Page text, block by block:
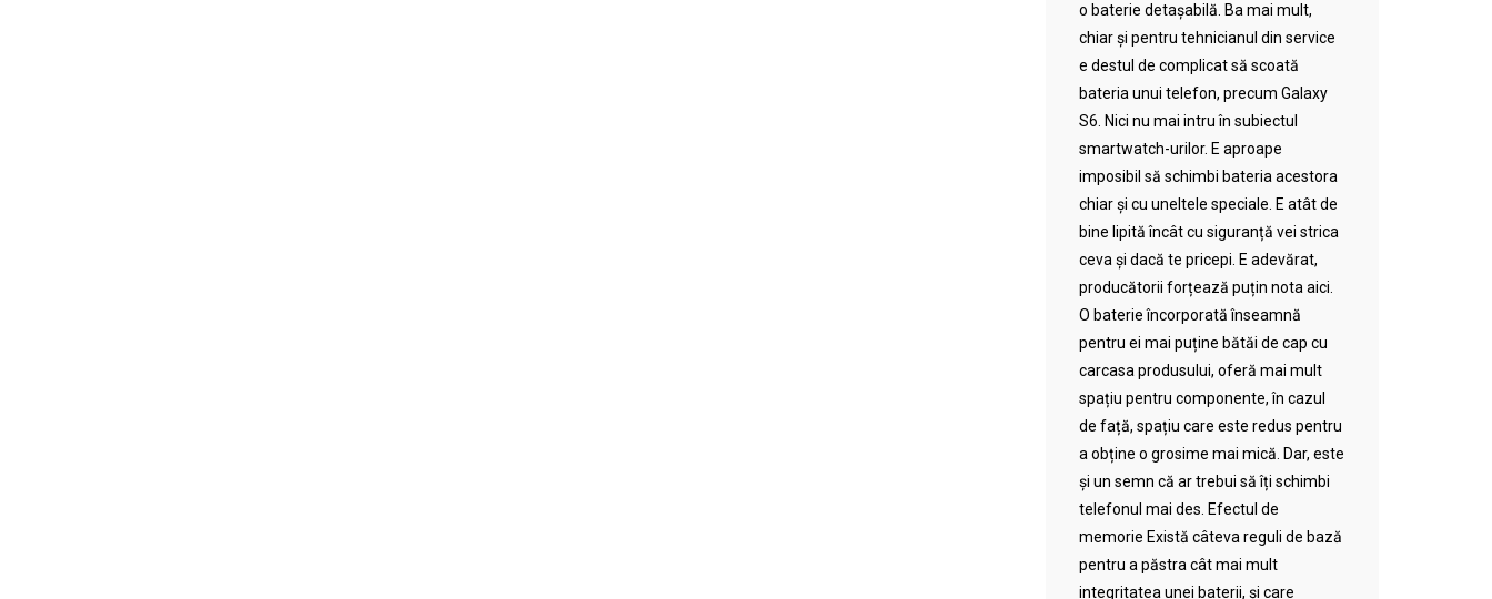
o baterie detașabilă. Ba mai mult,
chiar și pentru tehnicianul din service
e destul de complicat să scoată
bateria unui telefon, precum Galaxy
S6. Nici nu mai intru în subiectul
smartwatch-urilor. E aproape
imposibil să schimbi bateria acestora
chiar și cu uneltele speciale. E atât de
bine lipită încât cu siguranță vei strica
ceva și dacă te pricepi. E adevărat,
producătorii forțează puțin nota aici.
O baterie încorporată înseamnă
pentru ei mai puține bătăi de cap cu
carcasa produsului, oferă mai mult
spațiu pentru componente, în cazul
de față, spațiu care este redus pentru
a obține o grosime mai mică. Dar, este
și un semn că ar trebui să îți schimbi
telefonul mai des. Efectul de
memorie Există câteva reguli de bază
pentru a păstra cât mai mult
integritatea unei baterii, și care